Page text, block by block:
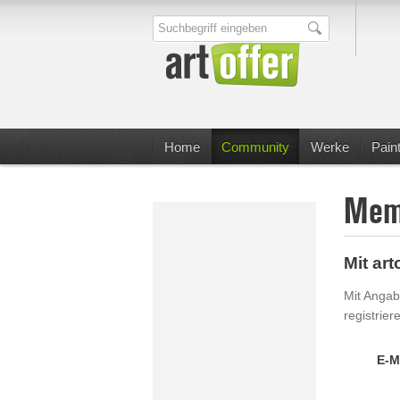
Suchbegriff eingeben
Home Community Werke
Mit
Mit
E-